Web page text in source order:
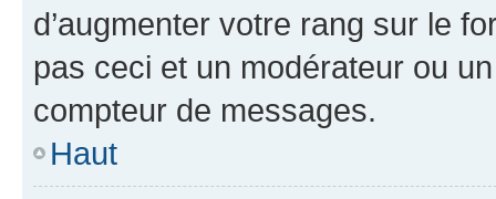
d’augmenter votre rang sur le
pas ceci et un modérateur ou
compteur de messages.
Haut